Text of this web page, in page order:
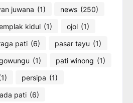
juwana (1) news (250)
kidul (1) ojol (1)
pati (6) pasar tayu (1)
(1) pati winong (1)
persipa (1)
pati (6)